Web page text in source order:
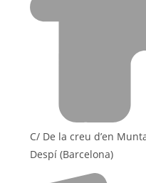
C/ De la creu d’en
Despí (Barcelona)